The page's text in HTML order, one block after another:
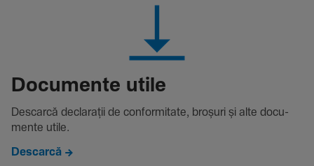
Docu­mente utile
Descarcă decla­rații de conformitate, broșuri și alte docu­
mente utile.
Descarcă